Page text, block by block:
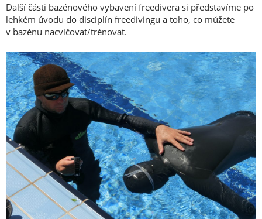
Další části bazénového vybavení freedivera si představíme po
lehkém úvodu do disciplín freedivingu a toho, co můžete
v bazénu nacvičovat/trénovat.